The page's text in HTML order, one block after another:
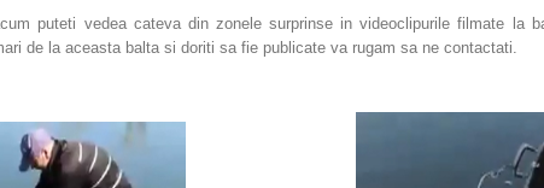
puteti vedea cateva din zonele surprinse in videoclipurile filmate la
de la aceasta balta si doriti sa fie publicate va rugam sa ne contactati.